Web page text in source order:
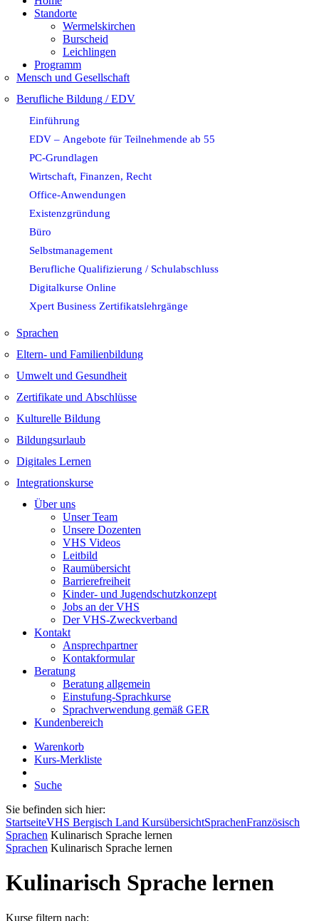
Standorte
Wermelskirchen
Burscheid
Leichlingen
Programm
Mensch und Gesellschaft
Berufliche Bildung / EDV
Einführung
EDV – Angebote für Teilnehmende ab 55
PC-Grundlagen
Wirtschaft, Finanzen, Recht
Office-Anwendungen
Existenzgründung
Büro
Selbstmanagement
Berufliche Qualifizierung / Schulabschluss
Digitalkurse Online
Xpert Business Zertifikatslehrgänge
Sprachen
Eltern- und Familienbildung
Umwelt und Gesundheit
Zertifikate und Abschlüsse
Kulturelle Bildung
Bildungsurlaub
Digitales Lernen
Integrationskurse
Über uns
Unser Team
Unsere Dozenten
VHS Videos
Leitbild
Raumübersicht
Barrierefreiheit
Kinder- und Jugendschutzkonzept
Jobs an der VHS
Der VHS-Zweckverband
Kontakt
Ansprechpartner
Kontakformular
Beratung
Beratung allgemein
Einstufung-Sprachkurse
Sprachverwendung gemäß GER
Kundenbereich
Warenkorb
Kurs-Merkliste
Suche
Sie befinden sich hier:
StartseiteVHS Bergisch Land KursübersichtSprachenFranzösisch
Sprachen Kulinarisch Sprache lernen
Sprachen Kulinarisch Sprache lernen
Kulinarisch Sprache lernen
Kurse filtern nach: